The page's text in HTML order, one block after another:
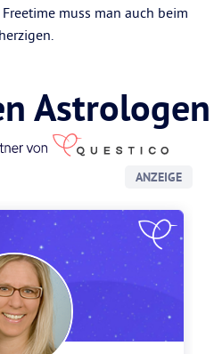
muss man auch beim
Astrologen
ANZEIGE